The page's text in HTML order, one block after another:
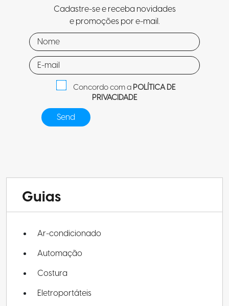
Cadastre-se e receba novidades
e promoções por e-mail.
Concordo com aPOLÍTICA DE
PRIVACIDADE
Guias
Ar-condicionado
Automação
Costura
Eletroportáteis